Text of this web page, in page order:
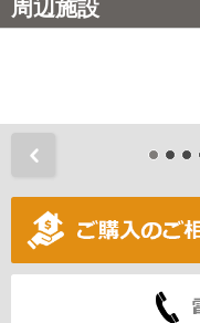
周辺施設